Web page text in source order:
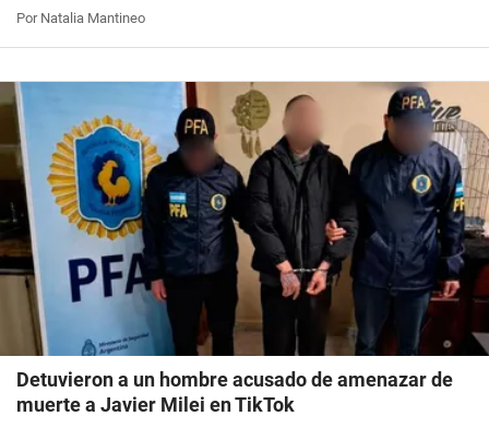
Por Natalia Mantineo
Detuvieron a un hombre acusado de amenazar de
muerte a Javier Milei en TikTok